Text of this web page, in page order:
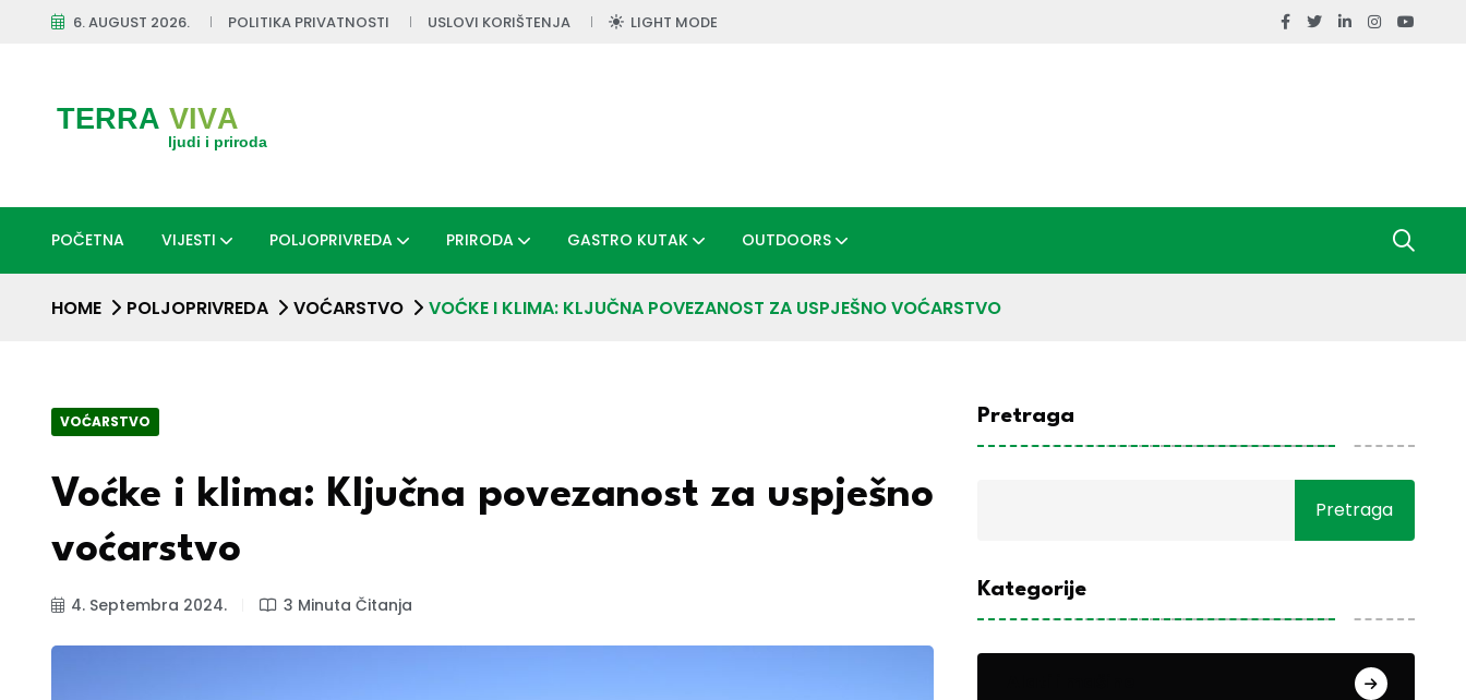
6. AUGUST 2026. POLITIKA PRIVATNOSTI USLOVI KORIŠTENJA LIGHT MODE
POČETNA VIJESTI POLJOPRIVREDA PRIRODA GASTRO KUTAK OUTDOORS
HOME POLJOPRIVREDA VOĆARSTVO VOĆKE I KLIMA: KLJUČNA POVEZANOST ZA USPJEŠNO VOĆARSTVO
VOĆARSTVO
Voćke i klima: Ključna povezanost za uspješno
voćarstvo
4. Septembra 2024. 3 Minuta Čitanja
Pretraga
Pretraga
Kategorije